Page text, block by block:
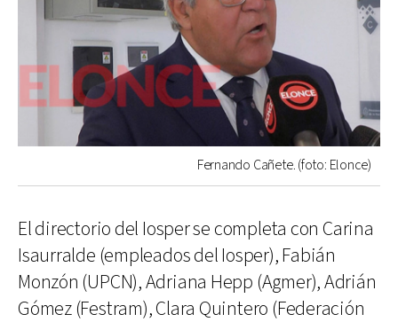
Fernando Cañete. (foto: Elonce)
El directorio del Iosper se completa con Carina
Isaurralde (empleados del Iosper), Fabián
Monzón (UPCN), Adriana Hepp (Agmer), Adrián
Gómez (Festram), Clara Quintero (Federación